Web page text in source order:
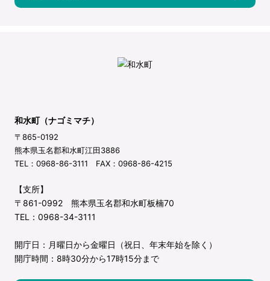
和水町（ナゴミマチ）
〒865-0192
熊本県玉名郡和水町江田3886
TEL：0968-86-3111 FAX：0968-86-4215
【支所】
〒861-0992 熊本県玉名郡和水町板楠70
TEL：0968-34-3111
開庁日：月曜日から金曜日（祝日、年末年始を除く）
開庁時間：8時30分から17時15分まで